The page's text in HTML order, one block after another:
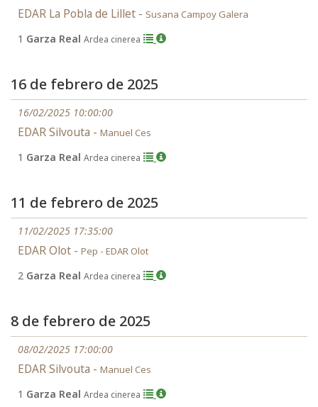
EDAR La Pobla de Lillet - Susana Campoy Galera
1 Garza Real Ardea cinerea
16 de febrero de 2025
16/02/2025 10:00:00
EDAR Silvouta - Manuel Ces
1 Garza Real Ardea cinerea
11 de febrero de 2025
11/02/2025 17:35:00
EDAR Olot - Pep - EDAR Olot
2 Garza Real Ardea cinerea
8 de febrero de 2025
08/02/2025 17:00:00
EDAR Silvouta - Manuel Ces
1 Garza Real Ardea cinerea